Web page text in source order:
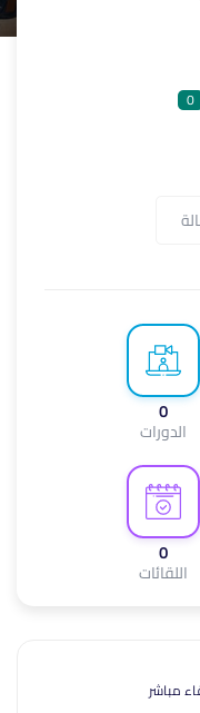
0
0
الدورات
0
اللقائات
مباشر